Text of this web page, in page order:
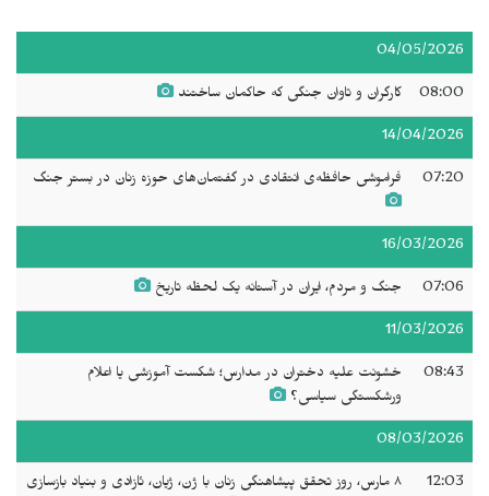
04/05/2026
08:00 کارگران و تاوان جنگی که حاکمان ساختند
14/04/2026
07:20 فراموشی حافظه‌ی انتقادی در گفتمان‌های حوزه زنان در بستر جنگ
16/03/2026
07:06 جنگ و مردم، ایران در آستانه یک لحظه تاریخ
11/03/2026
08:43
خشونت علیه دختران در مدارس؛ شکست آموزشی یا اعلام
ورشکستگی سیاسی؟
08/03/2026
12:03
۸ مارس، روز تحقق پیشاهنگی زنان با ژن، ژیان، ئازادی و بنیاد بازسازی